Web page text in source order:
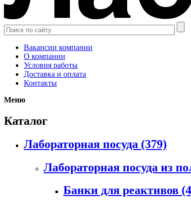
Вакансии компании
О компании
Условия работы
Доставка и оплата
Контакты
Меню
Каталог
Лабораторная посуда (379)
Лабораторная посуда из
Банки для реактивов